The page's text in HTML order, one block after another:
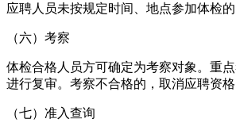
应聘人员未按规定时间、地点参加体检的
（六）考察
体检合格人员方可确定为考察对象。重
进行复审。考察不合格的，取消应聘资格
（七）准入查询